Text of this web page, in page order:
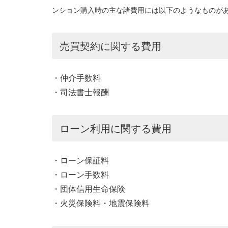
ンション購入時の主な諸費用には以下のようなものが
売買契約に関する費用
・仲介手数料
・司法書士報酬
ローン利用に関する費用
・ローン保証料
・ローン手数料
・団体信用生命保険
・火災保険料・地震保険料